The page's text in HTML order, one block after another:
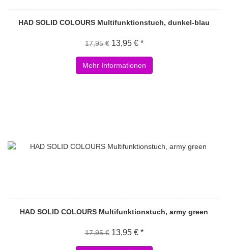
HAD SOLID COLOURS Multifunktionstuch, dunkel-blau
17,95 € 13,95 € *
Mehr Informationen
HAD SOLID COLOURS Multifunktionstuch, army green
17,95 € 13,95 € *